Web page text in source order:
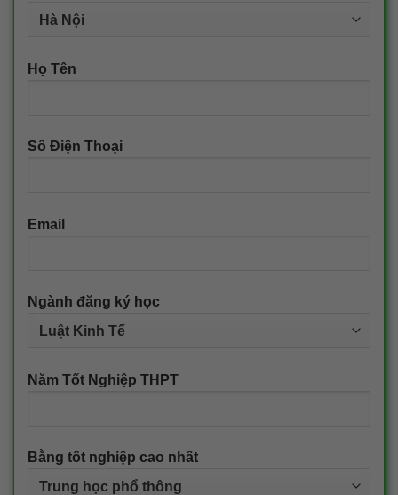
Họ Tên
Số Điện Thoại
Email
Ngành đăng ký học
Năm Tốt Nghiệp THPT
Bằng tốt nghiệp cao nhất